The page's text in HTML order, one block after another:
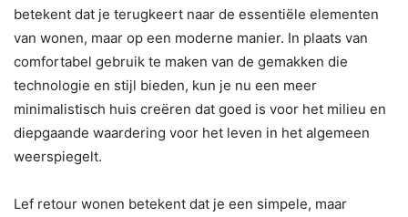
betekent dat je terugkeert naar de essentiële elementen
van wonen, maar op een moderne manier. In plaats van
comfortabel gebruik te maken van de gemakken die
technologie en stijl bieden, kun je nu een meer
minimalistisch huis creëren dat goed is voor het milieu en
diepgaande waardering voor het leven in het algemeen
weerspiegelt.
Lef retour wonen betekent dat je een simpele, maar